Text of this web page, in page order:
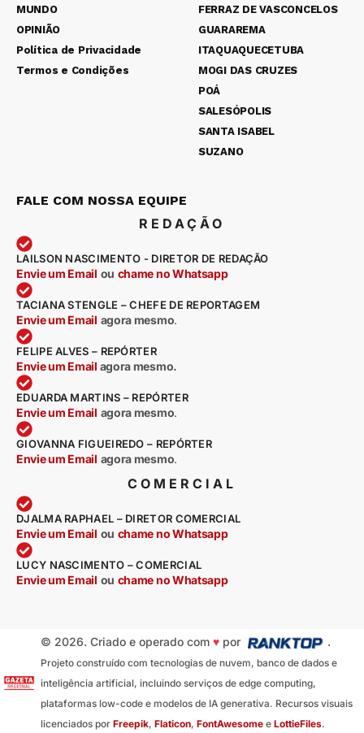
MUNDO
OPINIÃO
Política de Privacidade
Termos e Condições
FERRAZ DE VASCONCELOS
GUARAREMA
ITAQUAQUECETUBA
MOGI DAS CRUZES
POÁ
SALESÓPOLIS
SANTA ISABEL
SUZANO
FALE COM NOSSA EQUIPE
REDAÇÃO
LAILSON NASCIMENTO - DIRETOR DE REDAÇÃO
Envie um Email ou chame no Whatsapp
TACIANA STENGLE – CHEFE DE REPORTAGEM
Envie um Email agora mesmo.
FELIPE ALVES – REPÓRTER
Envie um Email agora mesmo.
EDUARDA MARTINS – REPÓRTER
Envie um Email agora mesmo.
GIOVANNA FIGUEIREDO – REPÓRTER
Envie um Email agora mesmo.
COMERCIAL
DJALMA RAPHAEL – DIRETOR COMERCIAL
Envie um Email ou chame no Whatsapp
LUCY NASCIMENTO – COMERCIAL
Envie um Email ou chame no Whatsapp
© 2026. Criado e operado com ♥por .
Projeto construído com tecnologias de nuvem, banco de dados e
inteligência artificial, incluindo serviços de edge computing,
plataformas low-code e modelos de IA generativa. Recursos visuais
licenciados por Freepik, Flaticon, FontAwesomee LottieFiles.